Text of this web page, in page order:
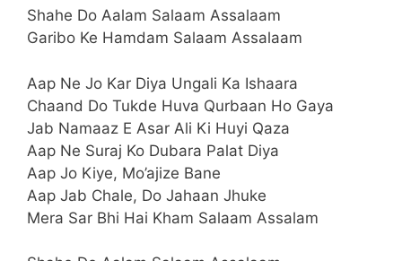
Shahe Do Aalam Salaam Assalaam
Garibo Ke Hamdam Salaam Assalaam
Aap Ne Jo Kar Diya Ungali Ka Ishaara
Chaand Do Tukde Huva Qurbaan Ho Gaya
Jab Namaaz E Asar Ali Ki Huyi Qaza
Aap Ne Suraj Ko Dubara Palat Diya
Aap Jo Kiye, Mo’ajize Bane
Aap Jab Chale, Do Jahaan Jhuke
Mera Sar Bhi Hai Kham Salaam Assalam